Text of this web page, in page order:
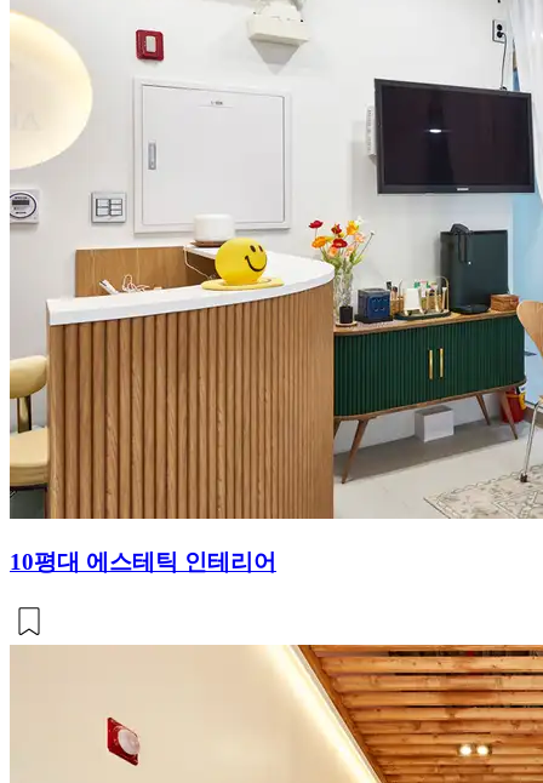
10평대 에스테틱 인테리어